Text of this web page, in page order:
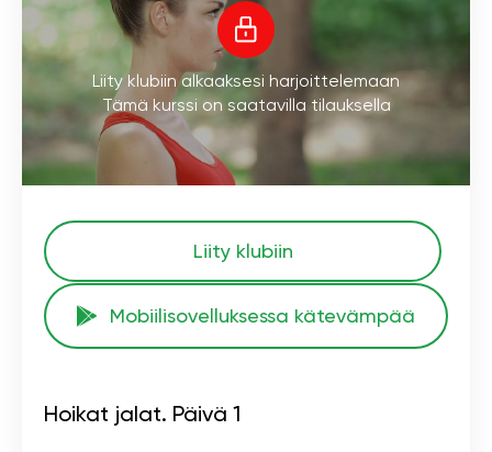
Liity klubiin alkaaksesi harjoittelemaan
Tämä kurssi on saatavilla tilauksella
Liity klubiin
Mobiilisovelluksessa kätevämpää
Hoikat jalat. Päivä 1